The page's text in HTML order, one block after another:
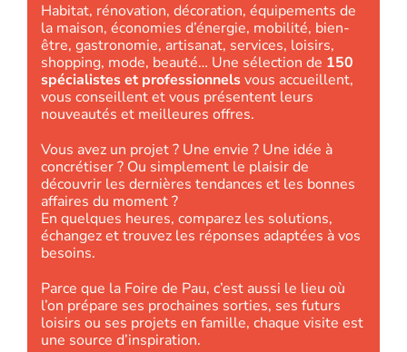
Habitat, rénovation, décoration, équipements de
la maison, économies d’énergie, mobilité, bien-
être, gastronomie, artisanat, services, loisirs,
shopping, mode, beauté… Une sélection de 150
spécialistes et professionnelsvous accueillent,
vous conseillent et vous présentent leurs
nouveautés et meilleures offres.
Vous avez un projet ? Une envie ? Une idée à
concrétiser ? Ou simplement le plaisir de
découvrir les dernières tendances et les bonnes
affaires du moment ?
En quelques heures, comparez les solutions,
échangez et trouvez les réponses adaptées à vos
besoins.
Parce que la Foire de Pau, c’est aussi le lieu où
l’on prépare ses prochaines sorties, ses futurs
loisirs ou ses projets en famille, chaque visite est
une source d’inspiration.